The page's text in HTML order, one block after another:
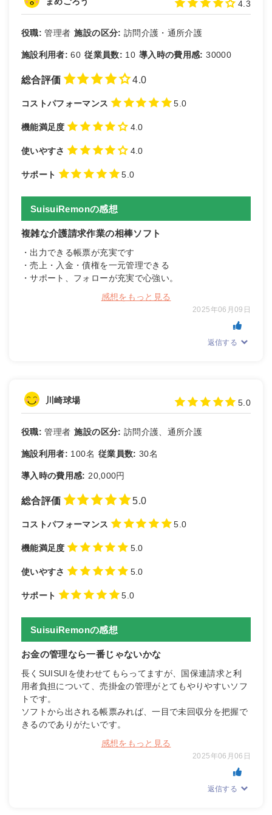
4.3
役職: 管理者 施設の区分: 訪問介護・通所介護
施設利用者: 60 従業員数: 10 導入時の費用感: 30000
総合評価 4.0
コストパフォーマンス 5.0
機能満足度 4.0
使いやすさ 4.0
サポート 5.0
SuisuiRemonの感想
複雑な介護請求作業の相棒ソフト
・出力できる帳票が充実です
・売上・入金・債権を一元管理できる
・サポート、フォローが充実で心強い。
感想をもっと見る
2025年06月09日
返信する
川崎球場 5.0
役職: 管理者 施設の区分: 訪問介護、通所介護
施設利用者: 100名 従業員数: 30名
導入時の費用感: 20,000円
総合評価 5.0
コストパフォーマンス 5.0
機能満足度 5.0
使いやすさ 5.0
サポート 5.0
SuisuiRemonの感想
お金の管理なら一番じゃないかな
長くSUISUIを使わせてもらってますが、国保連請求と利
用者負担について、売掛金の管理がとてもやりやすいソフ
トです。
ソフトから出される帳票みれば、一目で未回収分を把握で
きるのでありがたいです。
感想をもっと見る
2025年06月06日
返信する